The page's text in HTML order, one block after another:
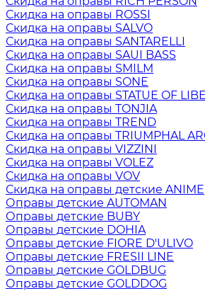
Скидка на оправы ROSSI
Скидка на оправы SALVO
Скидка на оправы SANTARELLI
Скидка на оправы SAUI BASS
Скидка на оправы SMILM
Скидка на оправы SONE
Скидка на оправы STATUE OF
Скидка на оправы TONJIA
Скидка на оправы TREND
Скидка на оправы TRIUMPHAL
Скидка на оправы VIZZINI
Скидка на оправы VOLEZ
Скидка на оправы VOV
Скидка на оправы детские ANIME
Оправы детские AUTOMAN
Оправы детские BUBY
Оправы детские DOHIA
Оправы детские FIORE D'ULIVO
Оправы детские FRESII LINE
Оправы детские GOLDBUG
Оправы детские GOLDDOG